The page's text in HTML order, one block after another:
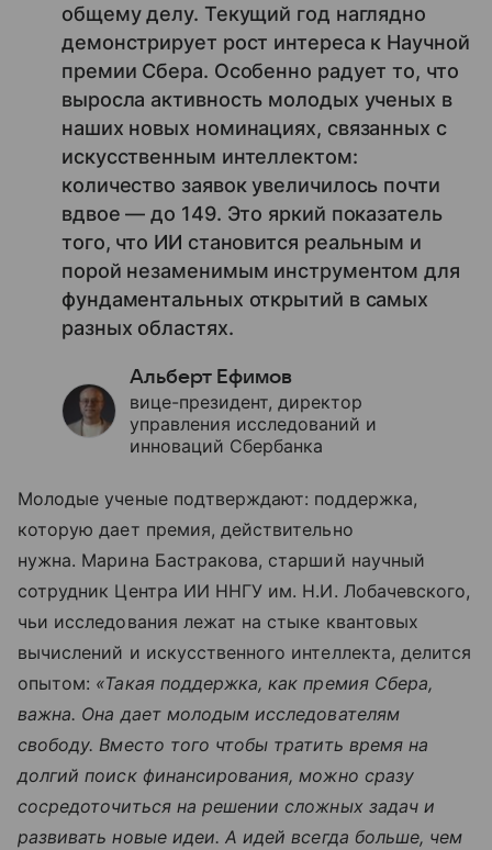
общему делу. Текущий год наглядно
демонстрирует рост интереса к Научной
премии Сбера. Особенно радует то, что
выросла активность молодых ученых в
наших новых номинациях, связанных с
искусственным интеллектом:
количество заявок увеличилось почти
вдвое — до 149. Это яркий показатель
того, что ИИ становится реальным и
порой незаменимым инструментом для
фундаментальных открытий в самых
разных областях.
Альберт Ефимов
вице-президент, директор
управления исследований и
инноваций Сбербанка
Молодые ученые подтверждают: поддержка,
которую дает премия, действительно
нужна. Марина Бастракова, старший научный
сотрудник Центра ИИ ННГУ им. Н.И. Лобачевского,
чьи исследования лежат на стыке квантовых
вычислений и искусственного интеллекта, делится
опытом: «Такая поддержка, как премия Сбера,
важна. Она дает молодым исследователям
свободу. Вместо того чтобы тратить время на
долгий поиск финансирования, можно сразу
сосредоточиться на решении сложных задач и
развивать новые идеи. А идей всегда больше, чем